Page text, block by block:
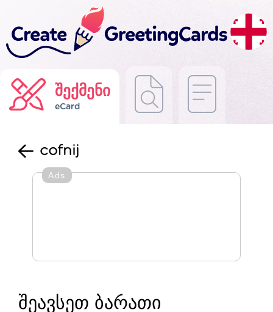
შექმენი
eCard
cofnij
Ads
შეავსეთ ბარათი